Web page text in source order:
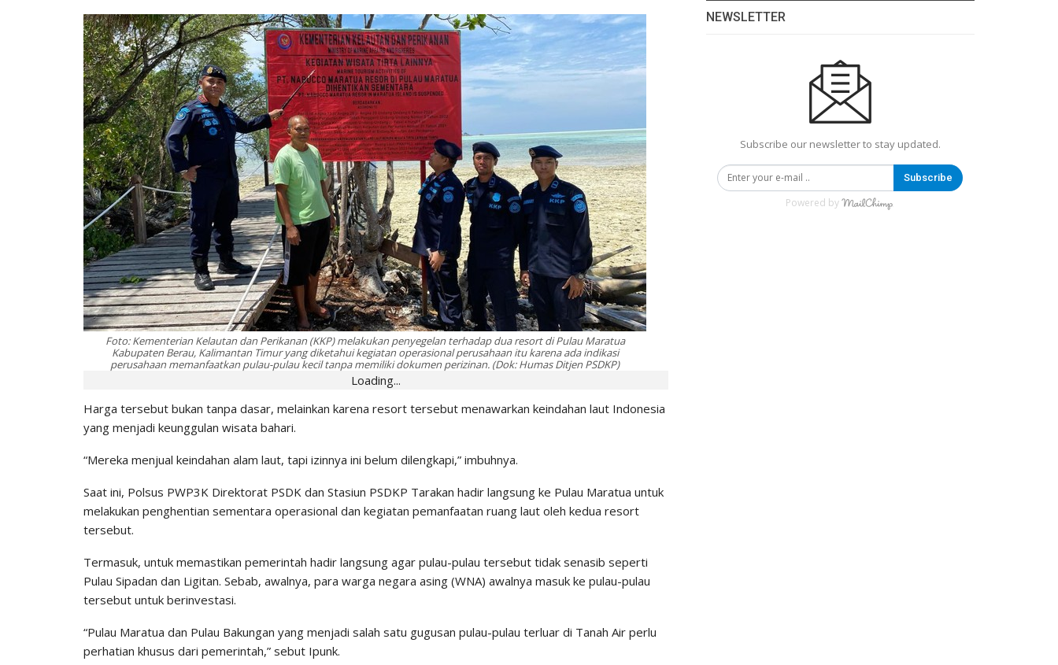
Foto: Kementerian Kelautan dan Perikanan (KKP) melakukan penyegelan terhadap dua resort di Pulau Maratua
Kabupaten Berau, Kalimantan Timur yang diketahui kegiatan operasional perusahaan itu karena ada indikasi
perusahaan memanfaatkan pulau-pulau kecil tanpa memiliki dokumen perizinan. (Dok: Humas Ditjen PSDKP)
Loading...
Harga tersebut bukan tanpa dasar, melainkan karena resort tersebut menawarkan keindahan laut Indonesia
yang menjadi keunggulan wisata bahari.
“Mereka menjual keindahan alam laut, tapi izinnya ini belum dilengkapi,” imbuhnya.
Saat ini, Polsus PWP3K Direktorat PSDK dan Stasiun PSDKP Tarakan hadir langsung ke Pulau Maratua untuk
melakukan penghentian sementara operasional dan kegiatan pemanfaatan ruang laut oleh kedua resort
tersebut.
Termasuk, untuk memastikan pemerintah hadir langsung agar pulau-pulau tersebut tidak senasib seperti
Pulau Sipadan dan Ligitan. Sebab, awalnya, para warga negara asing (WNA) awalnya masuk ke pulau-pulau
tersebut untuk berinvestasi.
“Pulau Maratua dan Pulau Bakungan yang menjadi salah satu gugusan pulau-pulau terluar di Tanah Air perlu
perhatian khusus dari pemerintah,” sebut Ipunk.
NEWSLETTER
Subscribe our newsletter to stay updated.
Subscribe
Powered by